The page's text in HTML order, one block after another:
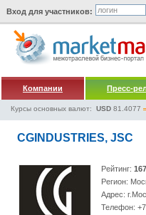
Вход для участников:
Компании Пресс-
Курсы основных валют: USD 81.4077
CGINDUSTRIES, JSC
Рейтинг:
Регион:
Адрес:
Телефон: